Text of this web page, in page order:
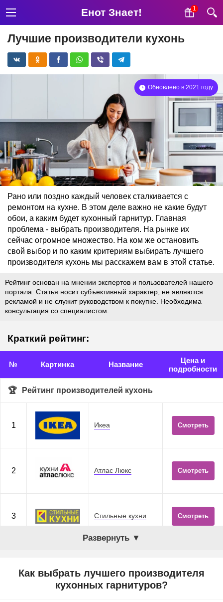
Енот Знает! 1
Лучшие производители кухонь
Обновлено в 2021 году
Рано или поздно каждый человек сталкивается с
ремонтом на кухне. В этом деле важно не какие будут
обои, а каким будет кухонный гарнитур. Главная
проблема - выбрать производителя. На рынке их
сейчас огромное множество. На ком же остановить
свой выбор и по каким критериям выбирать лучшего
производителя кухонь мы расскажем вам в этой статье.
Рейтинг основан на мнении экспертов и пользователей нашего
портала. Статья носит субъективный характер, не являются
рекламой и не служит руководством к покупке. Необходима
консультация со специалистом.
Краткий рейтинг:
№ Картинка Название
Цена и
подробности
Рейтинг производителей кухонь
1 Икеа Смотреть
2 Атлас Люкс Смотреть
3 Стильные кухни Смотреть
Развернуть ▼
Как выбрать лучшего производителя
кухонных гарнитуров?